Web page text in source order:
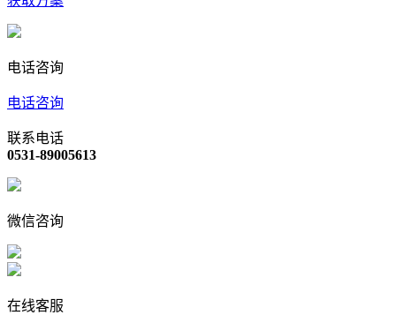
电话咨询
电话咨询
联系电话
0531-89005613
微信咨询
在线客服